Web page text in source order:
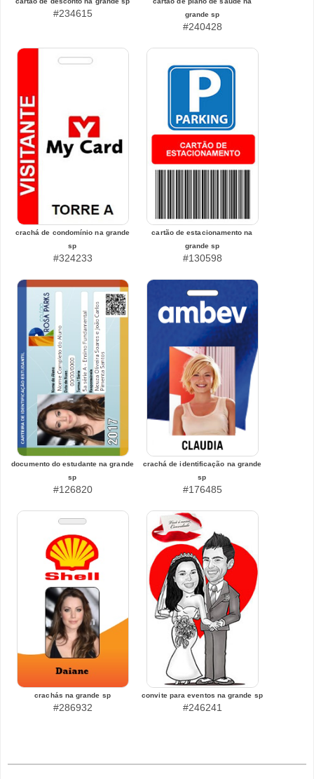
#234615
grande sp
#240428
crachá de condomínio na grande
sp
#324233
cartão de estacionamento na
grande sp
#130598
documento do estudante na grande
sp
#126820
crachá de identificação na grande
sp
#176485
crachás na grande sp
#286932
convite para eventos na grande sp
#246241